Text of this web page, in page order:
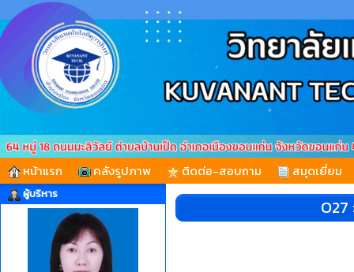
หน้าแรก คลังรูปภาพ ติดต่อ-สอบถาม สมุดเยี่ยม
ผู้บริหาร